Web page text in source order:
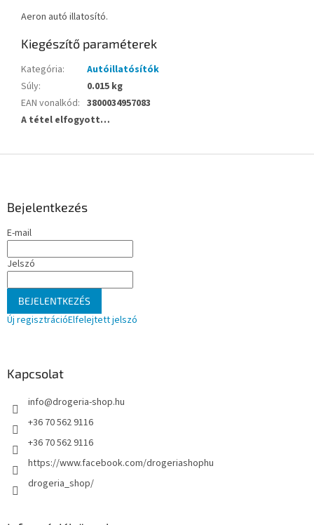
Aeron autó illatosító.
Kiegészítő paraméterek
Kategória:
Autóillatósítók
Súly:
0.015 kg
EAN vonalkód: 3800034957083
A tétel elfogyott…
Bejelentkezés
E-mail
Jelszó
BEJELENTKEZÉS
Új regisztrációElfelejtett jelszó
Kapcsolat
info@drogeria-shop.hu
+36 70 562 9116
+36 70 562 9116
https://www.facebook.com/drogeriashophu
drogeria_shop/